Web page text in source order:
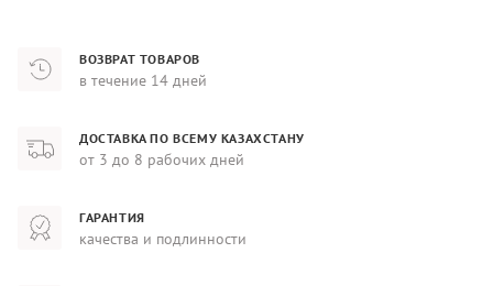
ВОЗВРАТ ТОВАРОВ
в течение 14 дней
ДОСТАВКА ПО ВСЕМУ КАЗАХСТАНУ
от 3 до 8 рабочих дней
ГАРАНТИЯ
качества и подлинности